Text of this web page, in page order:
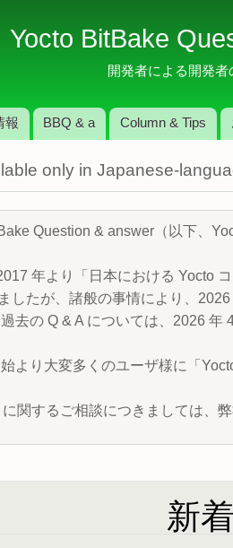
イ
コ
テ
ツ
に
移
動
Yocto BitBake
開発者による開発
報 BBQ & a Column & Tips
only in Japanese-
Question & answer（以下、
年より「日本における Yocto
したが、諸般の事情により、
去の Q & A については、2026
より大変多くのユーザ様に「
関するご相談につきましては、
新